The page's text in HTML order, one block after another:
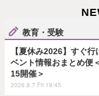
教育・受験
【夏休み2026】すぐ行
ベント情報おまとめ便
15開催＞
2026.8.7 Fri 19:45